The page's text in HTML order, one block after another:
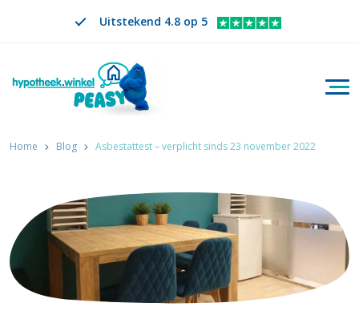
Uitstekend 4.8 op 5
Zoeken
VERANDER TAAL. GESELECTEERDE TAAL IS
NL
Home Blog Asbestattest – verplicht sinds 23 november 2022